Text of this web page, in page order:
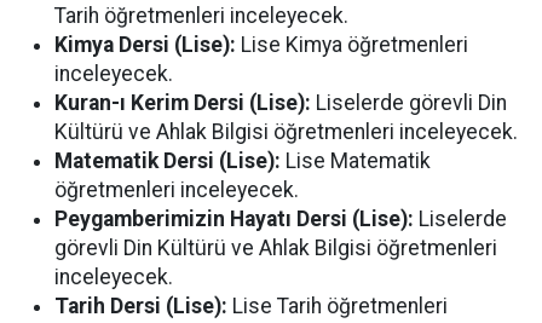
Tarih öğretmenleri inceleyecek.
Kimya Dersi (Lise): Lise Kimya öğretmenleri
inceleyecek.
Kuran-ı Kerim Dersi (Lise): Liselerde görevli Din
Kültürü ve Ahlak Bilgisi öğretmenleri inceleyecek.
Matematik Dersi (Lise): Lise Matematik
öğretmenleri inceleyecek.
Peygamberimizin Hayatı Dersi (Lise): Liselerde
görevli Din Kültürü ve Ahlak Bilgisi öğretmenleri
inceleyecek.
Tarih Dersi (Lise): Lise Tarih öğretmenleri